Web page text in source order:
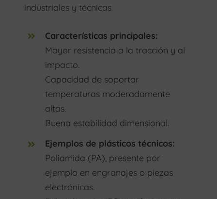
industriales y técnicas.
Características principales:
Mayor resistencia a la tracción y al
impacto.
Capacidad de soportar
temperaturas moderadamente
altas.
Buena estabilidad dimensional.
Ejemplos de plásticos técnicos:
Poliamida (PA), presente por
ejemplo en engranajes o piezas
electrónicas.